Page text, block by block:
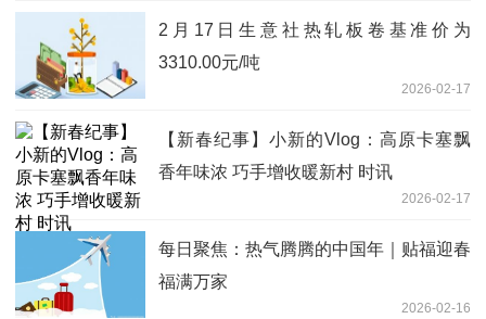
2月17日生意社热轧板卷基准价为
3310.00元/吨
2026-02-17
【新春纪事】小新的Vlog：高原卡塞飘
香年味浓 巧手增收暖新村 时讯
2026-02-17
每日聚焦：热气腾腾的中国年｜贴福迎春
福满万家
2026-02-16